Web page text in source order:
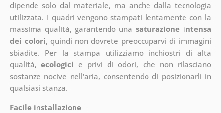
dipende solo dal materiale, ma anche dalla tecnologia
utilizzata. I quadri vengono stampati lentamente con la
massima qualità, garantendo unasaturazione intensa
dei colori, quindi non dovrete preoccuparvi di immagini
sbiadite. Per la stampa utilizziamo inchiostri di alta
qualità,ecologici e privi di odori, che non rilasciano
sostanze nocive nell'aria, consentendo di posizionarli in
qualsiasi stanza.
Facile installazione